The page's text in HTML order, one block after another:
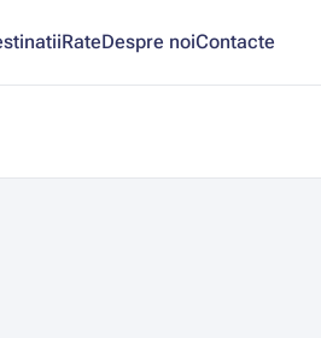
RateDespre noiContacte